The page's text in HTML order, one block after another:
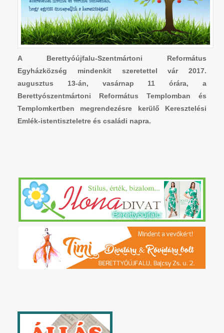
A Berettyóújfalu-Szentmártoni Református
Egyházközség mindenkit szeretettel vár 2017.
augusztus 13-án, vasárnap 11 órára, a
Berettyószentmártoni Református Templomban és
Templomkertben megrendezésre kerülő Keresztelési
Emlék-istentiszteletre és családi napra.